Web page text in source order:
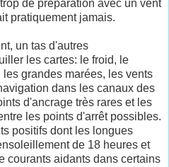
de préparation avec un vent
pratiquement jamais.
un tas d'autres
les cartes: le froid, le
grandes marées, les vents
dans les canaux des
d'ancrage très rares et les
les points d'arrêt possibles.
positifs dont les longues
de 18 heures et
courants aidants dans certains